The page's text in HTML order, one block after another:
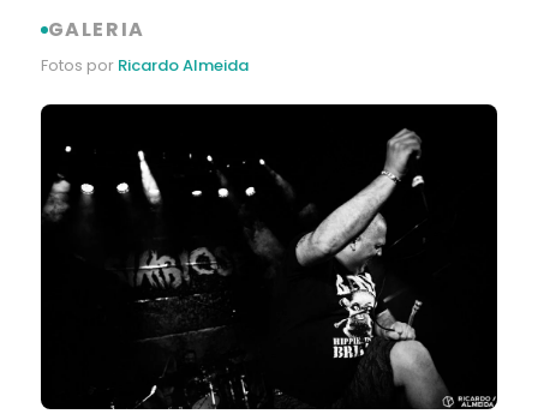
GALERIA
Fotos por Ricardo Almeida